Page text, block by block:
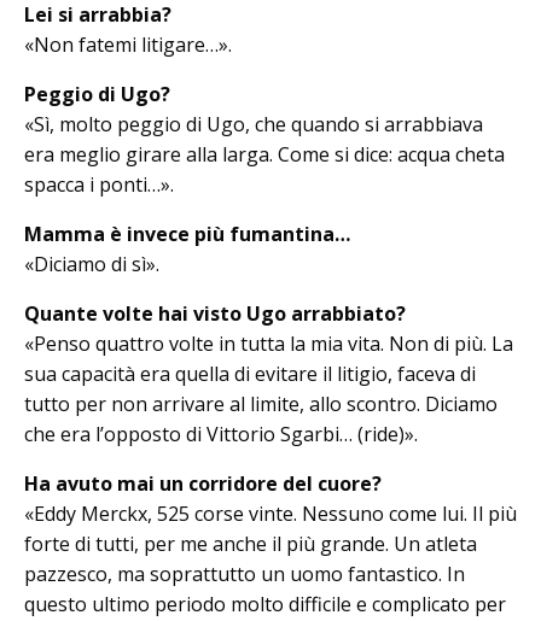
Lei si arrabbia?
«Non fatemi litigare…».
Peggio di Ugo?
«Sì, molto peggio di Ugo, che quando si arrabbiava
era meglio girare alla lar­ga. Come si dice: acqua cheta
spacca i ponti…».
Mamma è invece più fumantina…
«Diciamo di sì».
Quante volte hai visto Ugo arrabbiato?
«Penso quattro volte in tutta la mia vita. Non di più. La
sua capacità era quella di evitare il litigio, faceva di
tutto per non arrivare al limite, allo scontro. Diciamo
che era l’opposto di Vittorio Sgarbi… (ride)».
Ha avuto mai un corridore del cuore?
«Eddy Merckx, 525 corse vinte. Nes­su­no come lui. Il più
forte di tutti, per me anche il più grande. Un atleta
pazzesco, ma soprattutto un uomo fantastico. In
questo ultimo periodo molto difficile e complicato per